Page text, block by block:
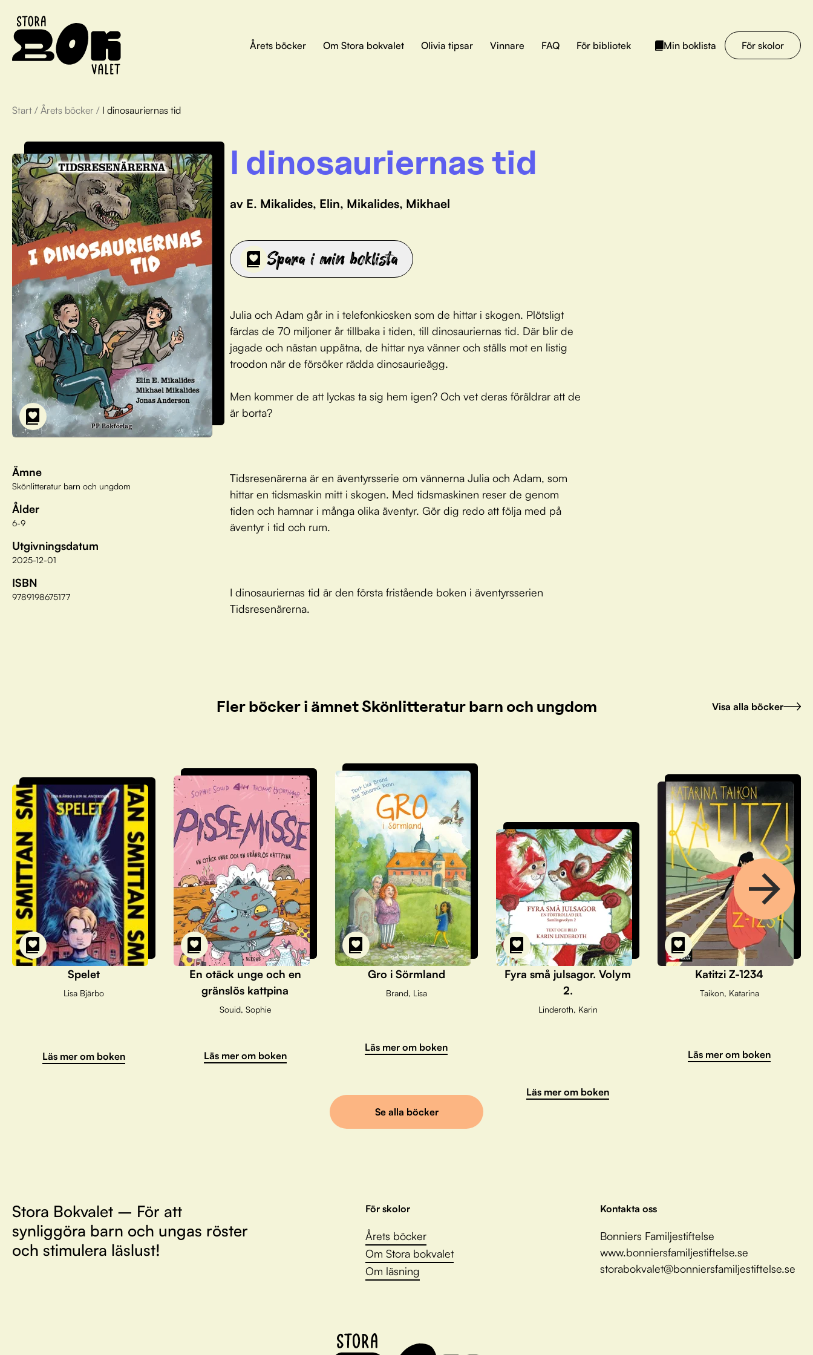
Årets böcker Om Stora bokvalet Olivia tipsar Vinnare FAQ För bibliotek Min boklista För skolor
Start / Årets böcker / I dinosauriernas tid
Ämne
Skönlitteratur barn och ungdom
Ålder
6-9
Utgivningsdatum
2025-12-01
ISBN
9789198675177
I dinosauriernas tid
av E. Mikalides, Elin, Mikalides, Mikhael
Spara i min boklista
Julia och Adam går in i telefonkiosken som de hittar i skogen. Plötsligt
färdas de 70 miljoner år tillbaka i tiden, till dinosauriernas tid. Där blir de
jagade och nästan uppätna, de hittar nya vänner och ställs mot en listig
troodon när de försöker rädda dinosaurieägg.
Men kommer de att lyckas ta sig hem igen? Och vet deras föräldrar att de
är borta?
Tidsresenärerna är en äventyrsserie om vännerna Julia och Adam, som
hittar en tidsmaskin mitt i skogen. Med tidsmaskinen reser de genom
tiden och hamnar i många olika äventyr. Gör dig redo att följa med på
äventyr i tid och rum.
I dinosauriernas tid är den första fristående boken i äventyrsserien
Tidsresenärerna.
Fler böcker i ämnet Skönlitteratur barn och ungdom Visa alla böcker
Spelet
Lisa Bjärbo
Läs mer om boken
En otäck unge och en
gränslös kattpina
Souid, Sophie
Läs mer om boken
Gro i Sörmland
Brand, Lisa
Läs mer om boken
Fyra små julsagor. Volym
2.
Linderoth, Karin
Läs mer om boken
Katitzi Z-1234
Taikon, Katarina
Läs mer om boken
Se alla böcker
Stora Bokvalet – För att
synliggöra barn och ungas röster
och stimulera läslust!
För skolor
Årets böcker
Om Stora bokvalet
Om läsning
Kontakta oss
Bonniers Familjestiftelse
www.bonniersfamiljestiftelse.se
storabokvalet@bonniersfamiljestiftelse.se